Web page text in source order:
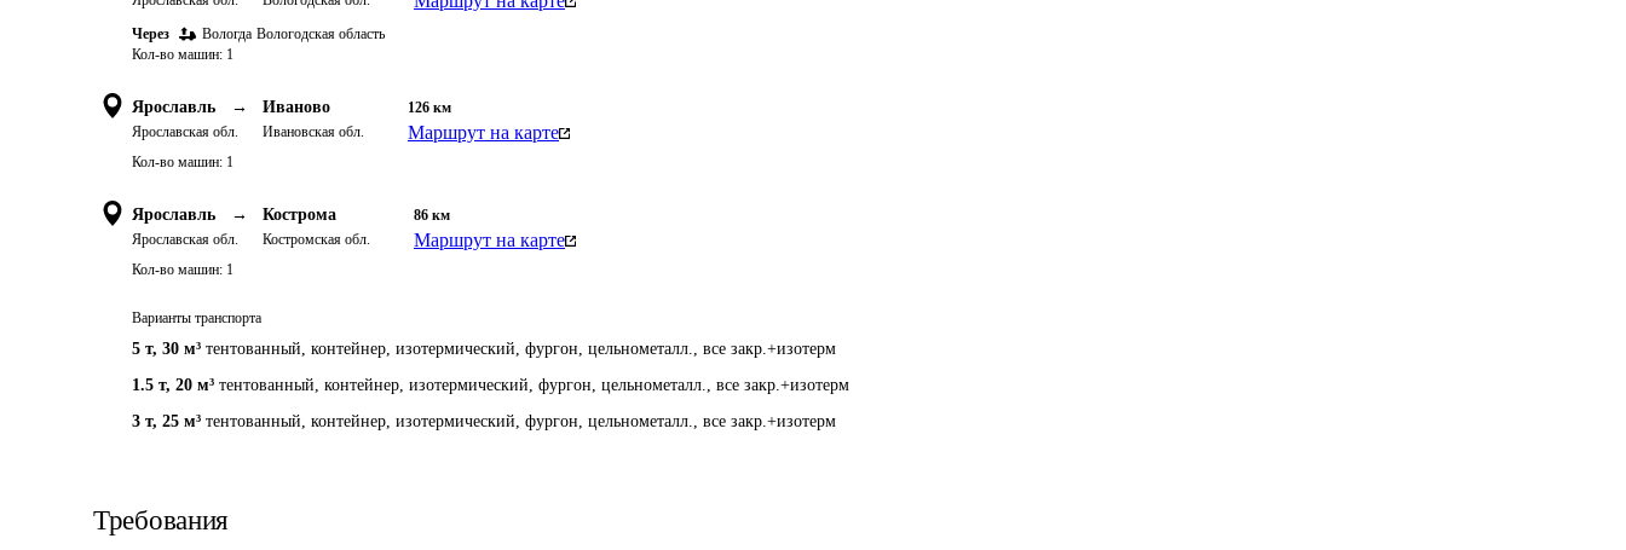
Через Вологда Вологодская область
Кол-во машин: 1
Ярославль →
Ярославская обл.
Иваново
Ивановская обл.
126 км
Маршрут на карте
Кол-во машин: 1
Ярославль →
Ярославская обл.
Кострома
Костромская обл.
86 км
Маршрут на карте
Кол-во машин: 1
Варианты транспорта
5 т, 30 м³ тентованный, контейнер, изотермический, фургон, цельнометалл., все закр.+изотерм
1.5 т, 20 м³ тентованный, контейнер, изотермический, фургон, цельнометалл., все закр.+изотерм
3 т, 25 м³ тентованный, контейнер, изотермический, фургон, цельнометалл., все закр.+изотерм
Требования